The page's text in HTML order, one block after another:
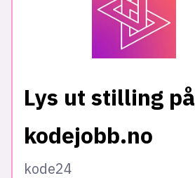
Lys ut stilling på
kodejobb.no
kode24